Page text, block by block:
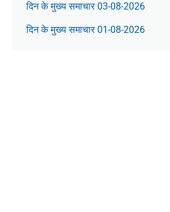
दिन के मुख्य समाचार 03-08-2026
दिन के मुख्य समाचार 01-08-2026